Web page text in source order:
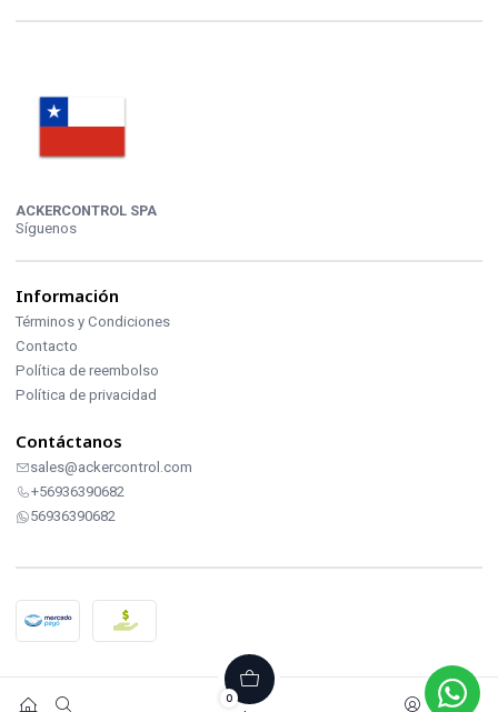
0
ACKERCONTROL SPA
Síguenos
Información
Términos y Condiciones
Contacto
Política de reembolso
Política de privacidad
Contáctanos
sales@ackercontrol.com
+56936390682
56936390682
2026 ACKERCONTROL INDUSTRIAL.
Todos los derechos reservados.